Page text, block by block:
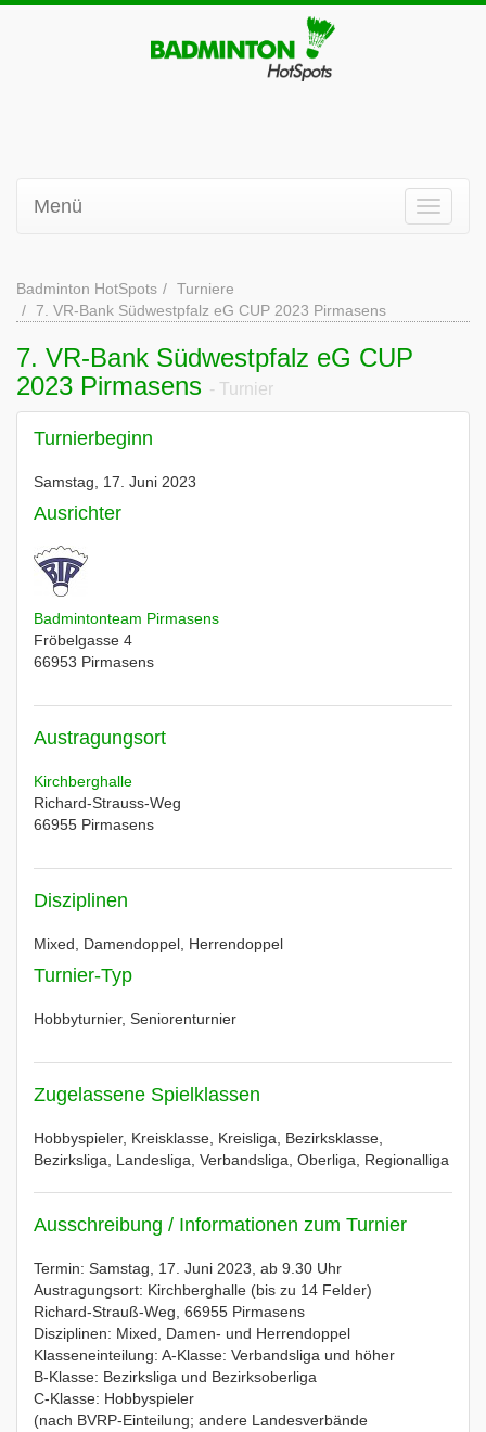
Menü
Badminton HotSpots
Turniere
7. VR-Bank Südwestpfalz eG CUP 2023 Pirmasens
7. VR-Bank Südwestpfalz eG CUP
2023 Pirmasens - Turnier
Turnierbeginn
Samstag, 17. Juni 2023
Ausrichter
Badmintonteam Pirmasens
Fröbelgasse 4
66953 Pirmasens
Austragungsort
Kirchberghalle
Richard-Strauss-Weg
66955 Pirmasens
Disziplinen
Mixed, Damendoppel, Herrendoppel
Turnier-Typ
Hobbyturnier, Seniorenturnier
Zugelassene Spielklassen
Hobbyspieler, Kreisklasse, Kreisliga, Bezirksklasse,
Bezirksliga, Landesliga, Verbandsliga, Oberliga, Regionalliga
Ausschreibung / Informationen zum Turnier
Termin: Samstag, 17. Juni 2023, ab 9.30 Uhr
Austragungsort: Kirchberghalle (bis zu 14 Felder)
Richard-Strauß-Weg, 66955 Pirmasens
Disziplinen: Mixed, Damen- und Herrendoppel
Klasseneinteilung: A-Klasse: Verbandsliga und höher
B-Klasse: Bezirksliga und Bezirksoberliga
C-Klasse: Hobbyspieler
(nach BVRP-Einteilung; andere Landesverbände